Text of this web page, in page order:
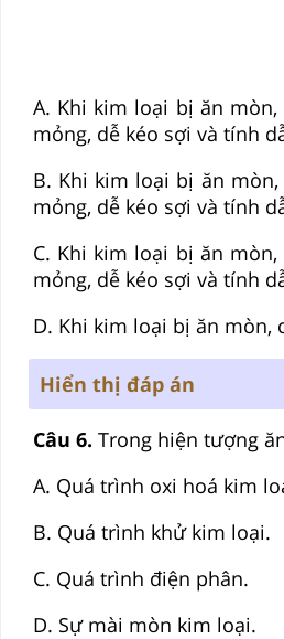
A. Khi kim loại bị ăn
mỏng, dễ kéo sợi và tính
B. Khi kim loại bị ăn
mỏng, dễ kéo sợi và tính
C. Khi kim loại bị ăn
mỏng, dễ kéo sợi và tính
D. Khi kim loại bị ăn mòn,
Hiển thị đáp án
Câu 6. Trong hiện tượng
A. Quá trình oxi hoá kim
B. Quá trình khử kim loại.
C. Quá trình điện phân.
D. Sự mài mòn kim loại.